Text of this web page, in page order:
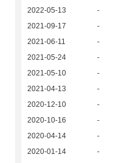
2022-05-13
-
2021-09-17
-
2021-06-11
-
2021-05-24
-
2021-05-10
-
2021-04-13
-
2020-12-10
-
2020-10-16
-
2020-04-14
-
2020-01-14
-